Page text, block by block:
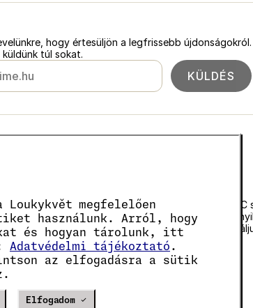
Loukykvět megfelelően
használunk. Arról, hogy
és hogyan tárolunk, itt
Adatvédelmi tájékoztató .
az elfogadásra a sütik
Elfogadom ✓
hogy értesüljön a legfrissebb újdonságokról.
túl sokat.
KÜLDÉS
Prágai Városi Bíróság által vezetett cégjegyzékbe
rendszerében az EKF00180493 számon vagyunk
a 0636-os regisztrációs számot
05663687, adószámunk: CZ05663687.
eng827q.